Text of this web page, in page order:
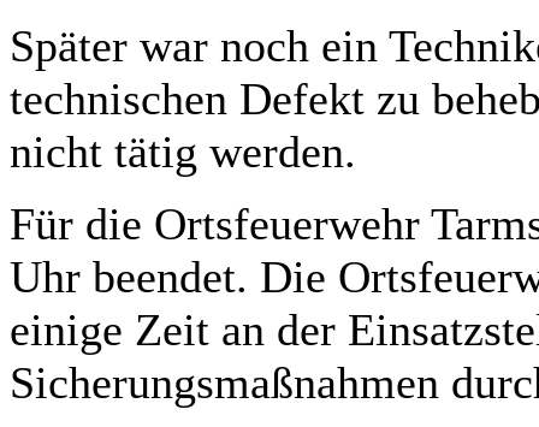
Später war noch ein
technischen Defekt zu
nicht tätig werden.
Für die Ortsfeuerwehr
Uhr beendet. Die
einige Zeit an der
Sicherungsmaßnahmen